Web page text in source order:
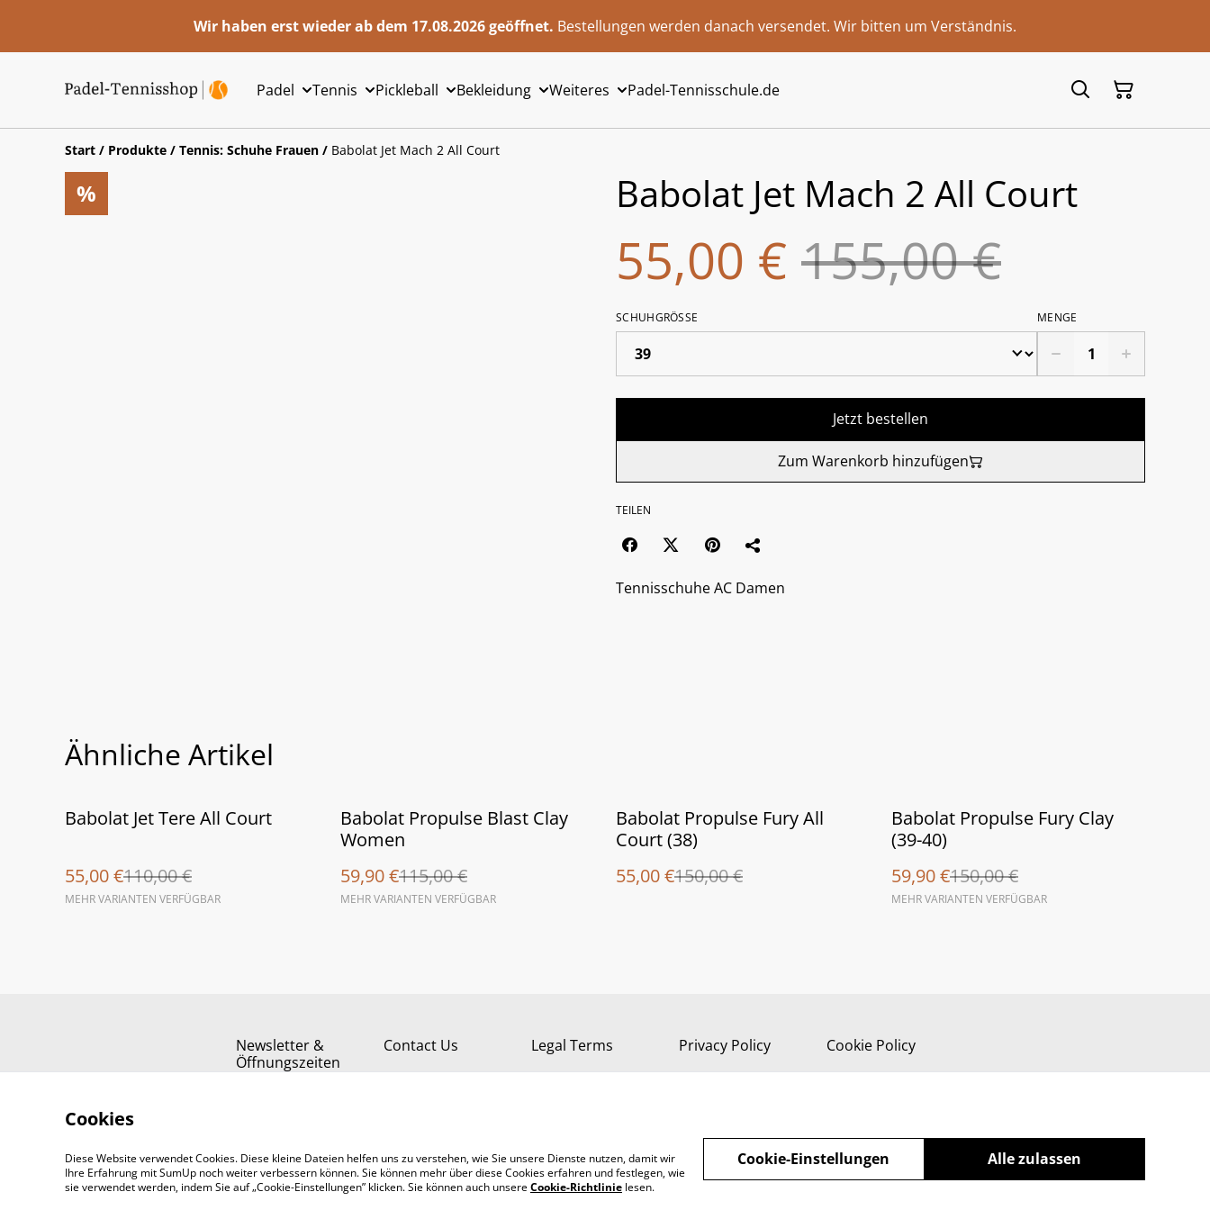
Wir haben erst wieder ab dem 17.08.2026 geöffnet. Bestellungen werden danach versendet. Wir bitten um Verständnis.
Padel Tennis Pickleball Bekleidung Weiteres Padel-Tennisschule.de
Start / Produkte / Tennis: Schuhe Frauen / Babolat Jet Mach 2 All Court
% Babolat Jet Mach 2 All Court
55,00 € 155,00 €
SCHUHGRÖSSE MENGE
Jetzt bestellen
Zum Warenkorb hinzufügen
TEILEN
Tennisschuhe AC Damen
Ähnliche Artikel
%
Babolat Jet Tere All Court
55,00 €110,00 €
MEHR VARIANTEN VERFÜGBAR
%
Babolat Propulse Blast Clay
Women
59,90 €115,00 €
MEHR VARIANTEN VERFÜGBAR
%
Babolat Propulse Fury All
Court (38)
55,00 €150,00 €
%
Babolat Propulse Fury Clay
(39-40)
59,90 €150,00 €
MEHR VARIANTEN VERFÜGBAR
Newsletter &
Öffnungszeiten
Contact Us Legal Terms Privacy Policy Cookie Policy
©2026 Padel-Tennisshop
Cookies
Diese Website verwendet Cookies. Diese kleine Dateien helfen uns zu verstehen, wie Sie unsere Dienste nutzen, damit wir
Ihre Erfahrung mit SumUp noch weiter verbessern können. Sie können mehr über diese Cookies erfahren und festlegen, wie
sie verwendet werden, indem Sie auf „Cookie-Einstellungen” klicken. Sie können auch unsereCookie-Richtlinie lesen.
Alle zulassen
Cookie-Einstellungen